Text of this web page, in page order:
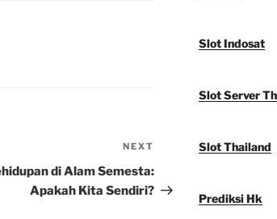
Post
NEXT
di Alam Semesta:
Apakah Kita Sendiri?
Slot Indosat
Slot Server
Slot Thailand
Prediksi Hk